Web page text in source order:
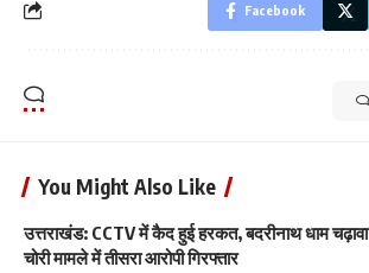
Facebook
You Might Also Like
उत्तराखंड: CCTV में कैद हुई हरकत, बदरीनाथ धाम चढ़ावा
चोरी मामले में तीसरा आरोपी गिरफ्तार